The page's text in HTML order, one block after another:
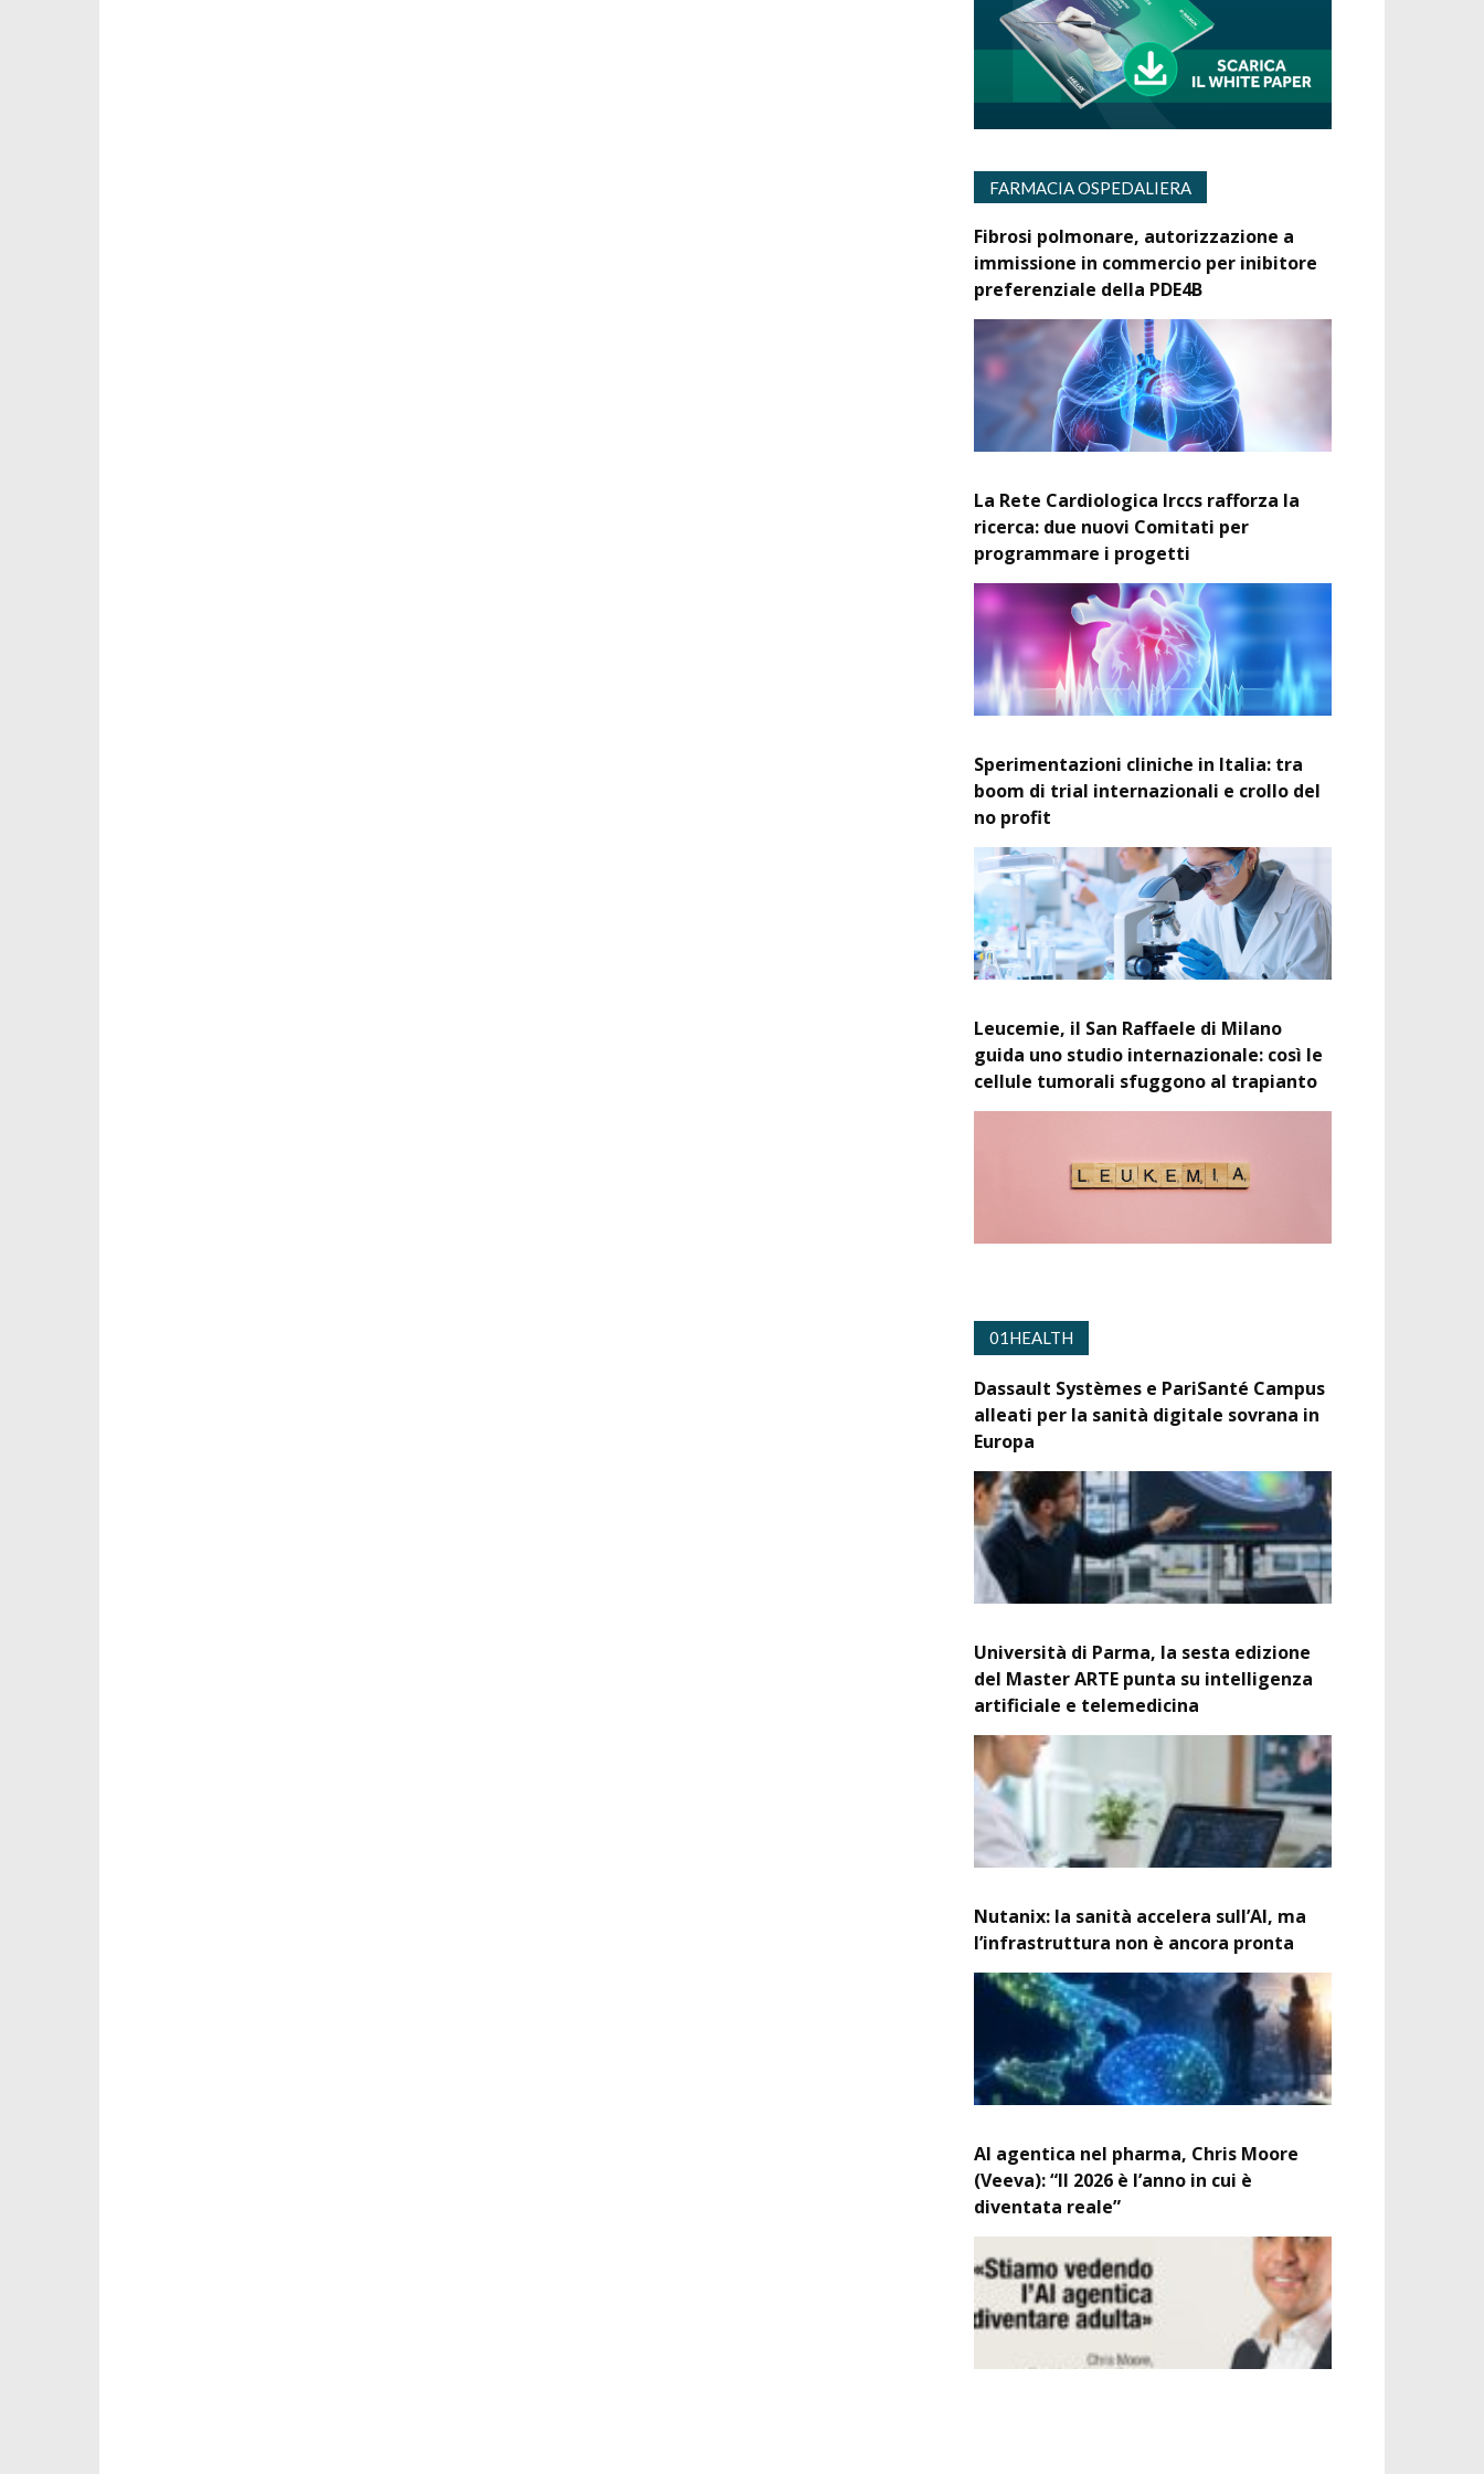
FARMACIA OSPEDALIERA
Fibrosi polmonare, autorizzazione a
immissione in commercio per inibitore
preferenziale della PDE4B
La Rete Cardiologica Irccs rafforza la
ricerca: due nuovi Comitati per
programmare i progetti
Sperimentazioni cliniche in Italia: tra
boom di trial internazionali e crollo del
no profit
Leucemie, il San Raffaele di Milano
guida uno studio internazionale: così le
cellule tumorali sfuggono al trapianto
01HEALTH
Dassault Systèmes e PariSanté Campus
alleati per la sanità digitale sovrana in
Europa
Università di Parma, la sesta edizione
del Master ARTE punta su intelligenza
artificiale e telemedicina
Nutanix: la sanità accelera sull’AI, ma
l’infrastruttura non è ancora pronta
AI agentica nel pharma, Chris Moore
(Veeva): “Il 2026 è l’anno in cui è
diventata reale”